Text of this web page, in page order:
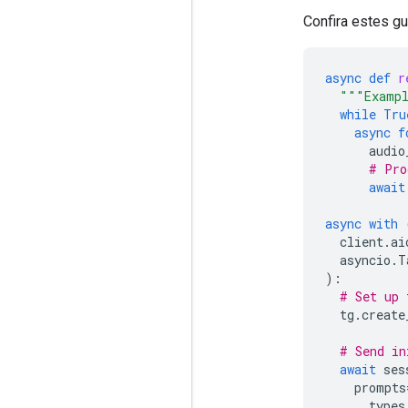
Confira estes
async def
while
async
#
await
async with
client.
asyncio .
):
# Set up
tg .
# Send
await
prompts